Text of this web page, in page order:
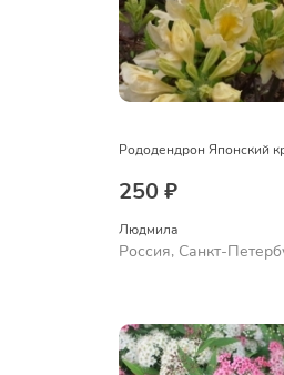
Рододендрон Японский
250 ₽
Людмила
Россия, Санкт-